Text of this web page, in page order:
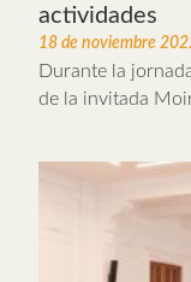
actividades
18 de noviembre
Durante la
de la invitada